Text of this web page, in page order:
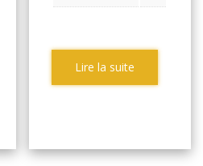
Lire la suite